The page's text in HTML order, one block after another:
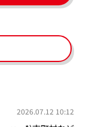
2026.07.12 10:12